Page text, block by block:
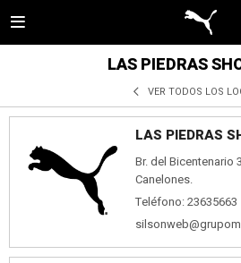

LAS PIEDRAS
VER TODOS LOS
LAS PIEDRAS
Br. del Bicentenario
Canelones.
Teléfono: 23635663